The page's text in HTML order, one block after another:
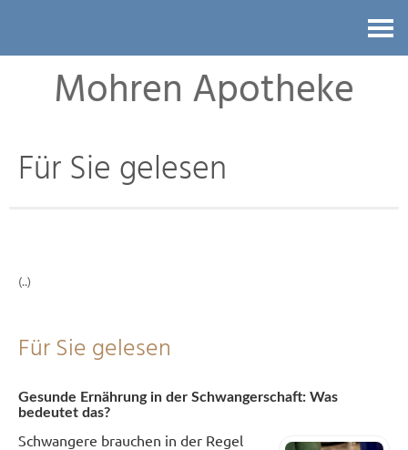
Mohren Apotheke
Für Sie gelesen
(..)
Für Sie gelesen
Gesunde Ernährung in der Schwangerschaft: Was
bedeutet das?
Schwangere brauchen in der Regel